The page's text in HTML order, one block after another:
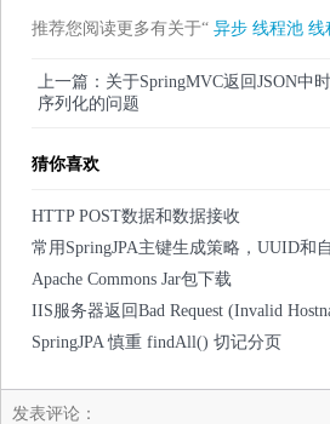
推荐您阅读更多有关于“ 异步 线程池 线
上一篇：关于SpringMVC返回JSON中
序列化的问题
猜你喜欢
HTTP POST数据和数据接收
常用SpringJPA主键生成策略，UUID和
Apache Commons Jar包下载
IIS服务器返回Bad Request (Invalid
SpringJPA 慎重 findAll() 切记分页
发表评论：